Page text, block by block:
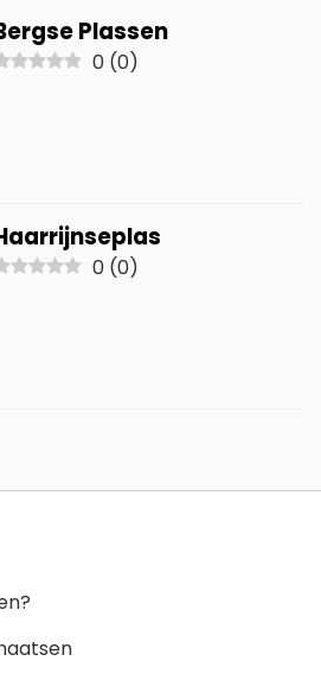
Plassen
0 (0)
0 (0)